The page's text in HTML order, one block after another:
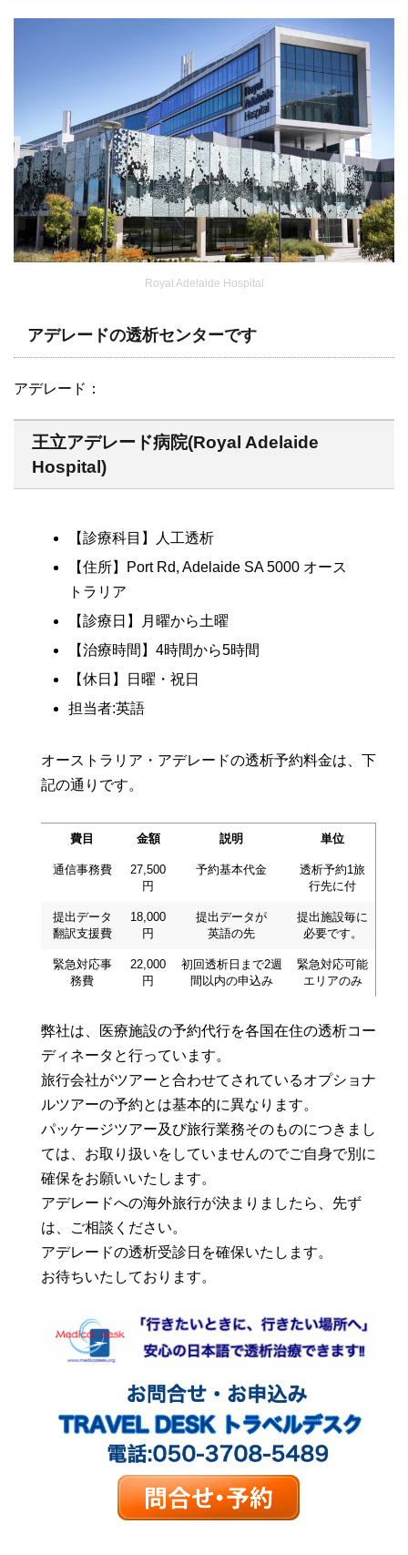
Royal Adelaide Hospital
アデレードの透析センターです
アデレード：
王立アデレード病院(Royal Adelaide
Hospital)
【診療科目】人工透析
【住所】Port Rd, Adelaide SA 5000 オース
トラリア
【診療日】月曜から土曜
【治療時間】4時間から5時間
【休日】日曜・祝日
担当者:英語
オーストラリア・アデレードの透析予約料金は、下
記の通りです。
費目 金額 説明 単位
通信事務費
27,500
円
予約基本代金
透析予約1旅
行先に付
提出データ
翻訳支援費
18,000
円
提出データが
英語の先
提出施設毎に
必要です。
緊急対応事
務費
22,000
円
初回透析日まで2週
間以内の申込み
緊急対応可能
エリアのみ
弊社は、医療施設の予約代行を各国在住の透析コー
ディネータと行っています。
旅行会社がツアーと合わせてされているオプショナ
ルツアーの予約とは基本的に異なります。
パッケージツアー及び旅行業務そのものにつきまし
ては、お取り扱いをしていませんのでご自身で別に
確保をお願いいたします。
アデレードへの海外旅行が決まりましたら、先ず
は、ご相談ください。
アデレードの透析受診日を確保いたします。
お待ちいたしております。